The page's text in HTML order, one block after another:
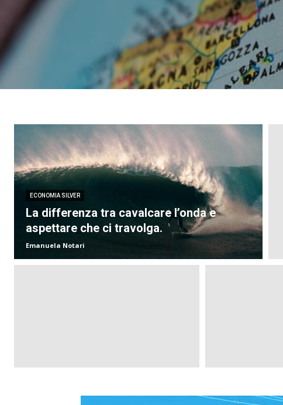
ECONOMIA SILVER
La differenza tra cavalcare l’onda e
aspettare che ci travolga.
Emanuela Notari